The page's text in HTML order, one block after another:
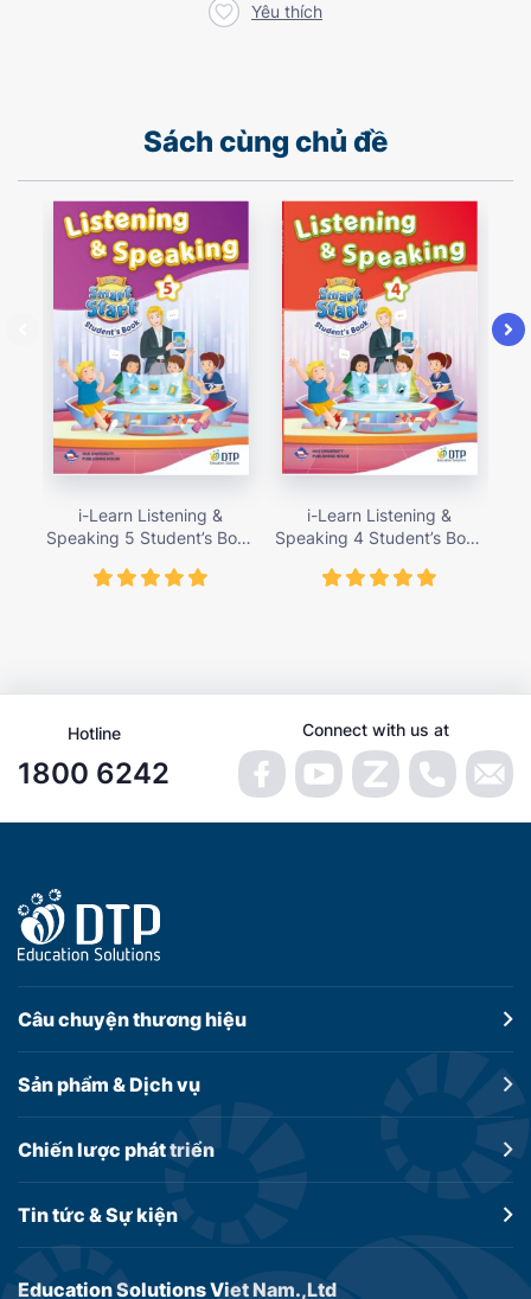
Yêu thích
Sách cùng chủ đề
i-Learn Listening &
Speaking 5 Student’s Book
i-Learn Listening &
Speaking 4 Student’s Book
Hotline
1800 6242
Connect with us at
Education Solutions Viet Nam.,Ltd
Câu chuyệnthương hiệu
Sản phẩm &Dịch vụ
Chiến lược phát triển
Tin tức &Sự kiện